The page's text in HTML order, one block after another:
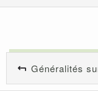
Généralités